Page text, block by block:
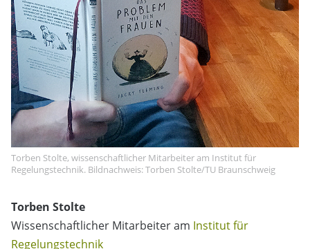
Torben Stolte, wissenschaftlicher Mitarbeiter am Institut für
Regelungstechnik. Bildnachweis: Torben Stolte/TU Braunschweig
Torben Stolte
Wissenschaftlicher Mitarbeiter am Institut für
Regelungstechnik